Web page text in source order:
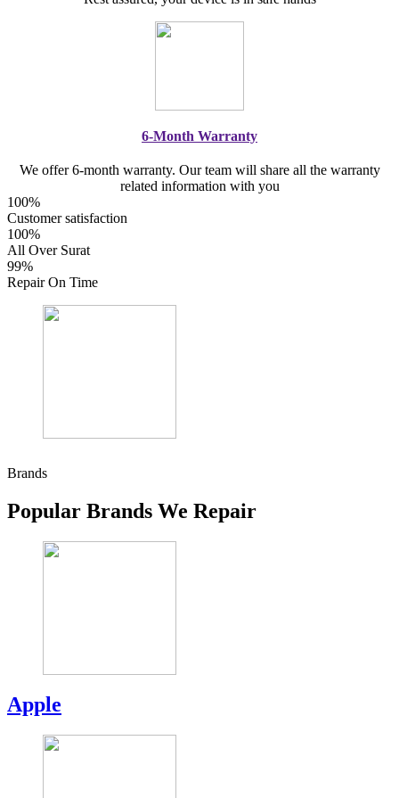
6-Month Warranty
We offer 6-month warranty. Our team will share all the warranty
related information with you
100%
Customer satisfaction
100%
All Over Surat
99%
Repair On Time
Brands
Popular Brands We Repair
Apple